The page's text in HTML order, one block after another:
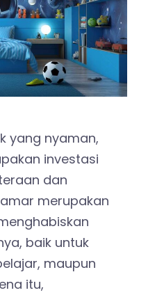
yang nyaman,
investasi
dan
merupakan
baik untuk
maupun
itu,